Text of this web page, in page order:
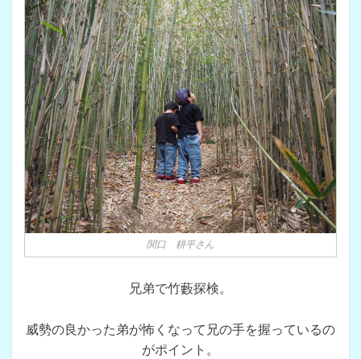
関口 耕平さん
兄弟で竹藪探検。
威勢の良かった弟が怖くなって兄の手を握っているの
がポイント。